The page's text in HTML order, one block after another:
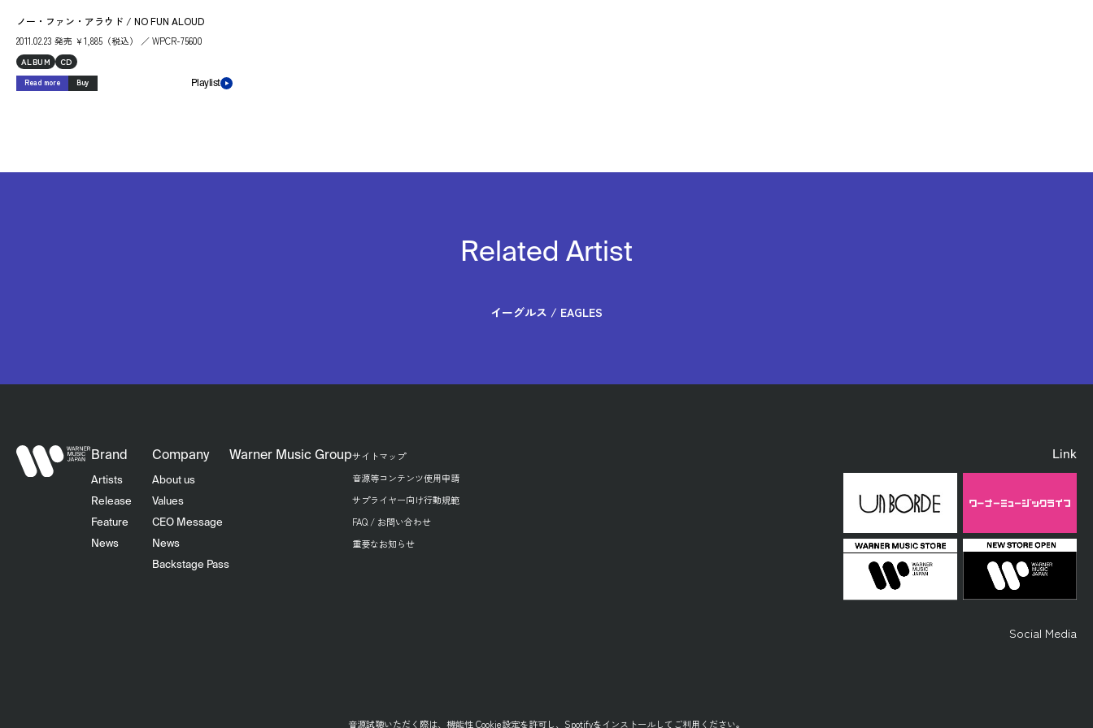
ノー・ファン・アラウド / NO FUN ALOUD
2011.02.23 発売 ￥1,885（税込） ／ WPCR-75600
ALBUM CD
Read more Buy Playlist
Related Artist
イーグルス / EAGLES
Brand
Artists
Release
Feature
News
Company
About us
Values
CEO Message
News
Backstage Pass
Warner Music Groupサイトマップ
音源等コンテンツ使用申請
サプライヤー向け行動規範
FAQ / お問い合わせ
重要なお知らせ
Link
Social Media
音源試聴いただく際は、 機能性 Cookie設定を許可し、 Spotifyをインストールしてご利用ください。